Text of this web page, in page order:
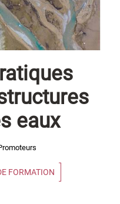
eaux
FORMATION